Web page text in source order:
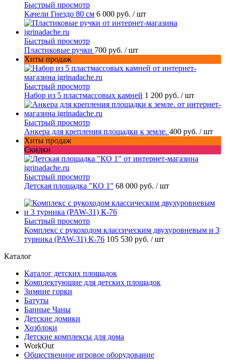
Быстрый просмотр
Качели Гнездо 80 см 6 000 руб. / шт
Быстрый просмотр
Пластиковые ручки 700 руб. / шт
Хиты продаж
Быстрый просмотр
Набор из 5 пластмассовых камней 1 200 руб. / шт
Быстрый просмотр
Анкера для крепления площадки к земле. 400 руб. / шт
Хиты продаж
Скидки
Быстрый просмотр
Детская площадка "КО 1" 68 000 руб. / шт
Быстрый просмотр
Комплекс с рукоходом классическим двухуровневым и 3
турника (PAW-31) К-76 105 530 руб. / шт
Каталог
Каталог детских площадок
Комплектующие для детских площадок
Зимние горки
Батуты
Банные Чаны
Детские домики
Хозблоки
Детские комплексы для дома
WorkOut
Общественное игровое оборудование